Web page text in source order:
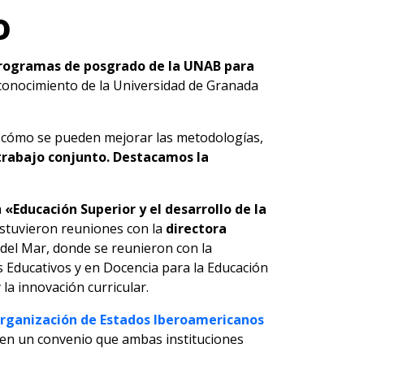
de posgrado de la UNAB para
de la Universidad de Granada
se pueden mejorar las metodologías,
conjunto. Destacamos la
«Educación Superior y el desarrollo de la
reuniones con la directora
Mar, donde se reunieron con la
y en Docencia para la Educación
innovación curricular.
de Estados Iberoamericanos
un convenio que ambas instituciones